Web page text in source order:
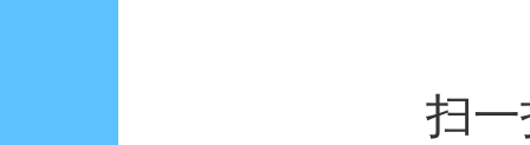
扫